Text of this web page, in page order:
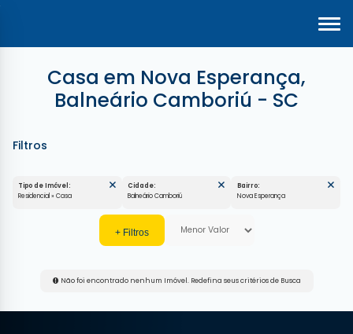
Casa em Nova Esperança,
Balneário Camboriú - SC
Balneário Camboriú
Não foi encontrado nenhum Imóvel. Redefina seus critérios de Busca